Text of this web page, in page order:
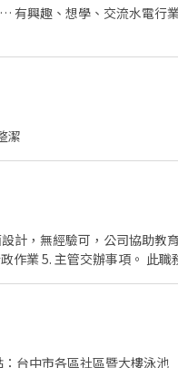
街598號 大里工業店：台中
區塗城路498號 大里東南店
五路38號 烏日中山二店：台
,如未看到想應徵的
問或 ☎️來電諮詢 0908925603 白先生
區忠勇路71-6號 南屯黎明三
區大墩路37號 南屯黎明店
號 南區 台中復興 - 智取店：台中
- 智取店：台中市南區國光
街598號 大里工業店：台中
烏日區 烏日新溪南 - 智取店：台
路38號 烏日中山二店：台
詢問或 ☎️來電諮詢 0908925603 白先生
有興趣、想學、交流水電行
潔
計，無經驗可，公司協助教
業 5. 主管交辦事項。 此職